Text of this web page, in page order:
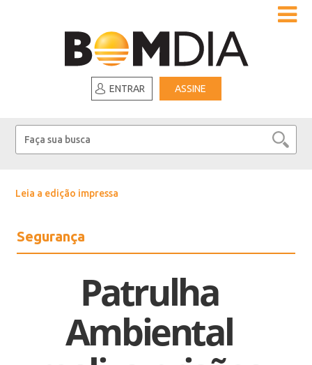
ENTRAR ASSINE
Leia a edição impressa
Segurança
Patrulha
Ambiental